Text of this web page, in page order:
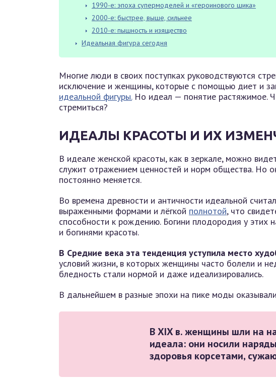
1990-е: эпоха супермоделей и «героинового шика»
2000-е: быстрее, выше, сильнее
2010-е: пышность и изящество
Идеальная фигура сегодня
Многие люди в своих поступках руководствуются
исключение и женщины, которые с помощью диет и
идеальной фигуры.Но идеал — понятие растяжимое.
стремиться?
ИДЕАЛЫ КРАСОТЫ И ИХ
В идеале женской красоты, как в зеркале, можно
служит отражением ценностей и норм общества. Но
постоянно меняется.
Во времена древности и античности идеальной
выраженными формами и лёгкой полнотой, что
способности к рождению. Богини плодородия у этих
и богинями красоты.
В Средние века эта тенденция уступила место
условий жизни, в которых женщины часто болели и
бледность стали нормой и даже идеализировались.
В дальнейшем в разные эпохи на пике моды
В XIX в. женщины шли на
идеала: они носили
здоровья корсетами,